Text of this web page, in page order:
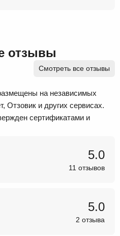
отзывы
Смотреть все отзывы
на независимых
и других сервисах.
сертификатами и
5.0
11 отзывов
5.0
2 отзыва